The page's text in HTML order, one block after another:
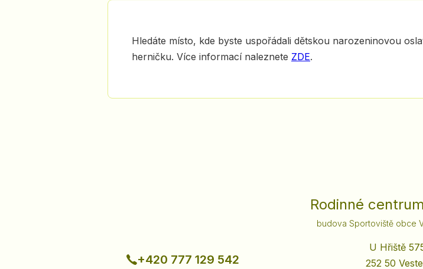
Hledáte místo, kde byste uspořádali dětskou narozeninovou
herničku. Více informací naleznete ZDE.
+420 777 129 542
Rodinné
budova Sportoviště obce
U Hřiště
252 50